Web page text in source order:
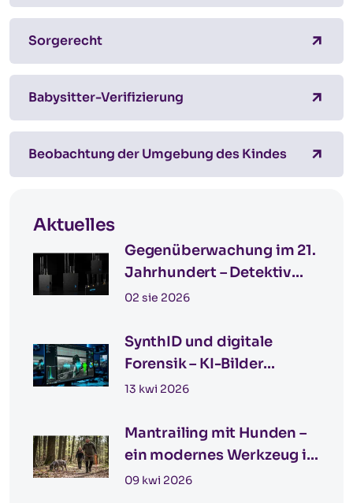
Sorgerecht
Babysitter-Verifizierung
Beobachtung der Umgebung des Kindes
Aktuelles
Gegenüberwachung im 21.
Jahrhundert – Detektiv
Katowice für
Einsätze in Deutschland
02 sie 2026
SynthID und digitale
Forensik – KI-Bilder
erkennen
13 kwi 2026
Mantrailing mit Hunden –
ein modernes Werkzeug in
der Detektivarbeit
09 kwi 2026